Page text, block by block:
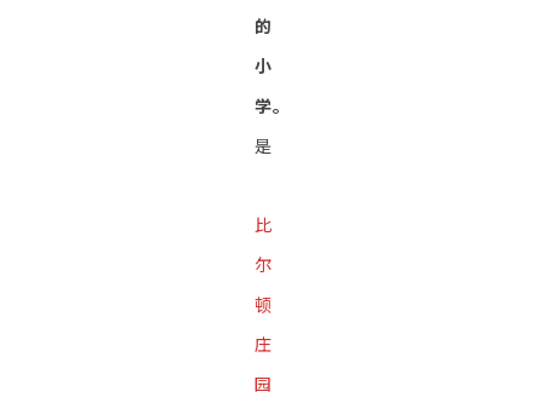
的
小
学。
是
比
尔
顿
庄
园